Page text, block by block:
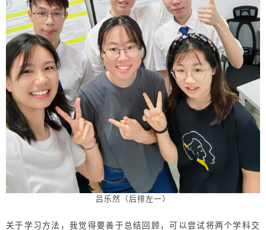
吕乐然（后排左一）
关于学习方法，我觉得要善于总结回顾，可以尝试将两个学科交